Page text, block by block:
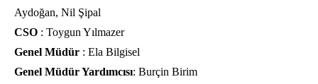
Aydoğan, Nil Şipal
CSO : Toygun Yılmazer
Genel Müdür : Ela Bilgisel
Genel Müdür Yardımcısı: Burçin Birim